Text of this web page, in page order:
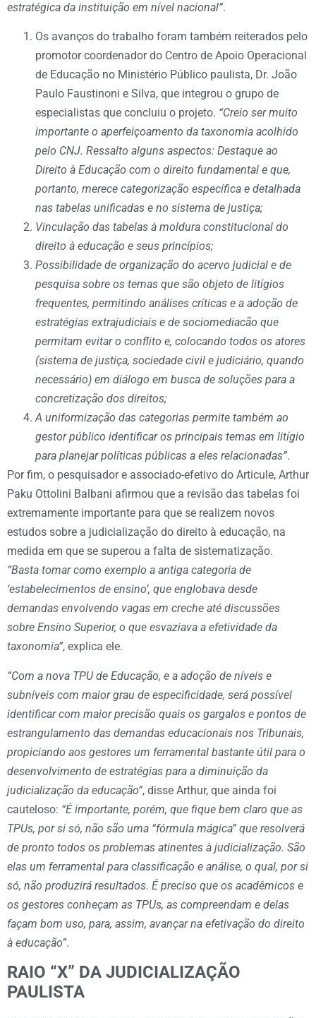
estratégica da instituição em nível nacional”.
Os avanços do trabalho foram também reiterados pelo
promotor coordenador do Centro de Apoio Operacional
de Educação no Ministério Público paulista, Dr. João
Paulo Faustinoni e Silva, que integrou o grupo de
especialistas que concluiu o projeto. “Creio ser muito
importante o aperfeiçoamento da taxonomia acolhido
pelo CNJ. Ressalto alguns aspectos: Destaque ao
Direito à Educação com o direito fundamental e que,
portanto, merece categorização específica e detalhada
nas tabelas unificadas e no sistema de justiça;
Vinculação das tabelas à moldura constitucional do
direito à educação e seus princípios;
Possibilidade de organização do acervo judicial e de
pesquisa sobre os temas que são objeto de litígios
frequentes, permitindo análises críticas e a adoção de
estratégias extrajudiciais e de sociomediacão que
permitam evitar o conflito e, colocando todos os atores
(sistema de justiça, sociedade civil e judiciário, quando
necessário) em diálogo em busca de soluções para a
concretização dos direitos;
A uniformização das categorias permite também ao
gestor público identificar os principais temas em litígio
para planejar políticas públicas a eles relacionadas”.
Por fim, o pesquisador e associado-efetivo do Articule, Arthur
Paku Ottolini Balbani afirmou que a revisão das tabelas foi
extremamente importante para que se realizem novos
estudos sobre a judicialização do direito à educação, na
medida em que se superou a falta de sistematização.
“Basta tomar como exemplo a antiga categoria de
‘estabelecimentos de ensino’, que englobava desde
demandas envolvendo vagas em creche até discussões
sobre Ensino Superior, o que esvaziava a efetividade da
taxonomia”, explica ele.
“Com a nova TPU de Educação, e a adoção de níveis e
subníveis com maior grau de especificidade, será possível
identificar com maior precisão quais os gargalos e pontos de
estrangulamento das demandas educacionais nos Tribunais,
propiciando aos gestores um ferramental bastante útil para o
desenvolvimento de estratégias para a diminuição da
judicialização da educação”, disse Arthur, que ainda foi
cauteloso: “É importante, porém, que fique bem claro que as
TPUs, por si só, não são uma “fórmula mágica” que resolverá
de pronto todos os problemas atinentes à judicialização. São
elas um ferramental para classificação e análise, o qual, por si
só, não produzirá resultados. É preciso que os acadêmicos e
os gestores conheçam as TPUs, as compreendam e delas
façam bom uso, para, assim, avançar na efetivação do direito
à educação”.
RAIO “X” DA JUDICIALIZAÇÃO
PAULISTA